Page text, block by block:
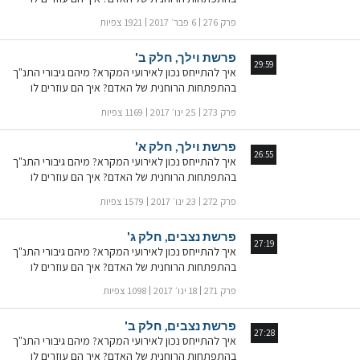
הקבלה, כוח רוחני זה אינו יכול לפעול בארץ ישראל?
מה המשעמות של הופעת הצורך בתורה אצל האדם
לייטמן מבאר את סודות ספר הספרים
את סודות ספר הספרים
פרק 276 6 פבר׳ 2017 1921 צפיות
29:59
פרשת וילך, חלק ב'
איך להתייחס נכון לאירועי המקרא? מיהם גיבורי התנ"ך
בהתפתחות הרוחנית של האדם? איך הם עוזרים לו
את סודות ספר הספרים
פרק 273 25 ינו׳ 2017 1169 צפיות
26:55
פרשת וילך, חלק א'
איך להתייחס נכון לאירועי המקרא? מיהם גיבורי התנ"ך
בהתפתחות הרוחנית של האדם? איך הם עוזרים לו
את סודות ספר הספרים
פרק 272 23 ינו׳ 2017 1579 צפיות
27:19
פרשת נצבים, חלק ג'
איך להתייחס נכון לאירועי המקרא? מיהם גיבורי התנ"ך
בהתפתחות הרוחנית של האדם? איך הם עוזרים לו
את סודות ספר הספרים
פרק 271 18 ינו׳ 2017 1098 צפיות
27:28
פרשת נצבים, חלק ב'
איך להתייחס נכון לאירועי המקרא? מיהם גיבורי התנ"ך
בהתפתחות הרוחנית של האדם? איך הם עוזרים לו